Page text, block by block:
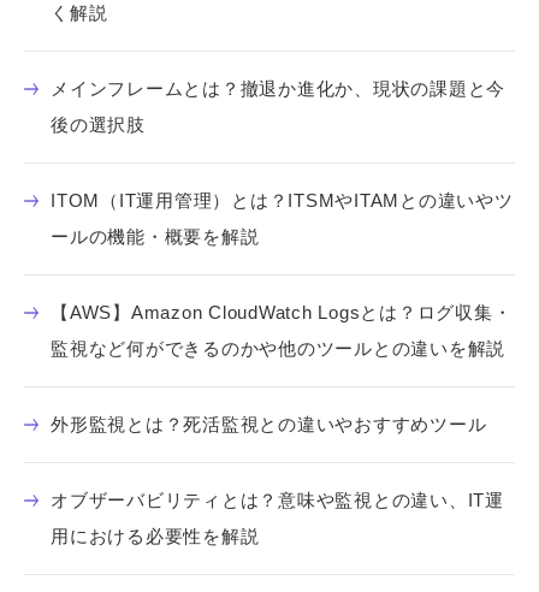
く解説
メインフレームとは？撤退か進化か、現状の課題と今
後の選択肢
ITOM（IT運用管理）とは？ITSMやITAMとの違いやツ
ールの機能・概要を解説
【AWS】Amazon CloudWatch Logsとは？ログ収集・
監視など何ができるのかや他のツールとの違いを解説
外形監視とは？死活監視との違いやおすすめツール
オブザーバビリティとは？意味や監視との違い、IT運
用における必要性を解説